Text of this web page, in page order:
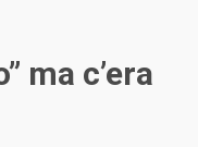
ma c’era